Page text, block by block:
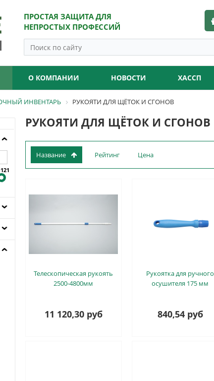
ПРОСТАЯ ЗАЩИТА ДЛЯ
НЕПРОСТЫХ ПРОФЕССИЙ
О КОМПАНИИ НОВОСТИ ХАССП
ИНВЕНТАРЬ РУКОЯТИ ДЛЯ ЩЁТОК И СГОНОВ
РУКОЯТИ ДЛЯ ЩЁТОК И СГОНОВ
Название Рейтинг Цена
Телескопическая рукоять
2500-4800мм
11 120,30 руб
Рукоятка для ручного
осушителя 175 мм
840,54 руб